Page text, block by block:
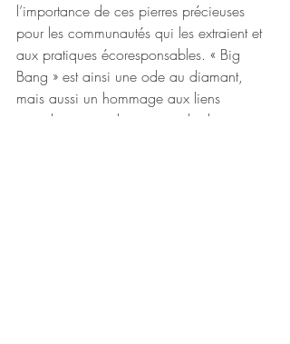
l’importance de ces pierres précieuses
pour les communautés qui les extraient et
aux pratiques écoresponsables. « Big
Bang » est ainsi une ode au diamant,
mais aussi un hommage aux liens
complexes entre la nature et les hommes.